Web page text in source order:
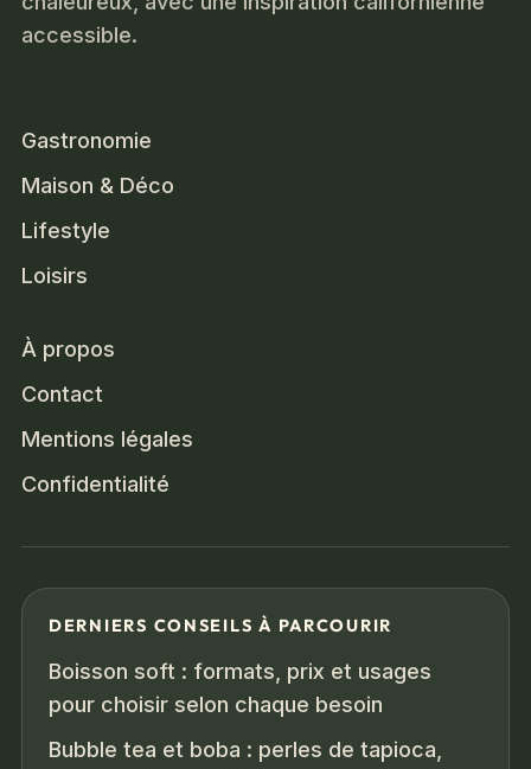
accessible.
Gastronomie
Maison & Déco
Lifestyle
Loisirs
À propos
Contact
Mentions légales
Confidentialité
DERNIERS CONSEILS À PARCOURIR
Boisson soft : formats, prix et usages
pour choisir selon chaque besoin
Bubble tea et boba : perles de tapioca,